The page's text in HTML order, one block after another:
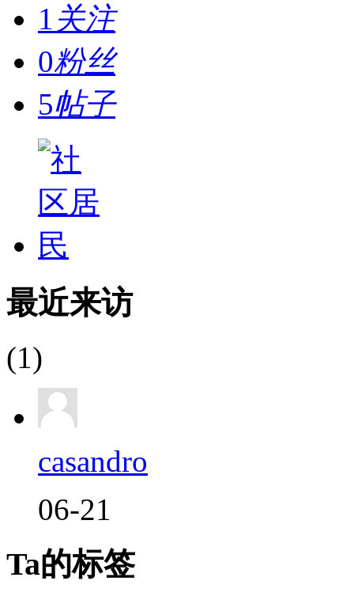
1 关注
0粉丝
5帖子
最近来访
(1)
casandro
06-21
Ta的标签